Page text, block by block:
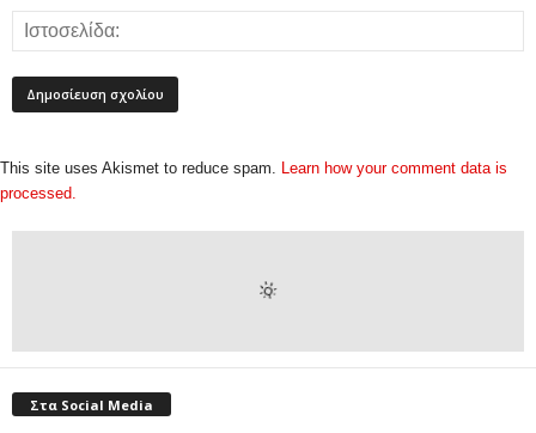
This site uses Akismet to reduce spam. Learn how your comment data is
processed.
Στα Social Media